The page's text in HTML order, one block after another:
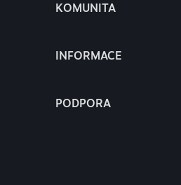
KOMUNITA
INFORMACE
PODPORA